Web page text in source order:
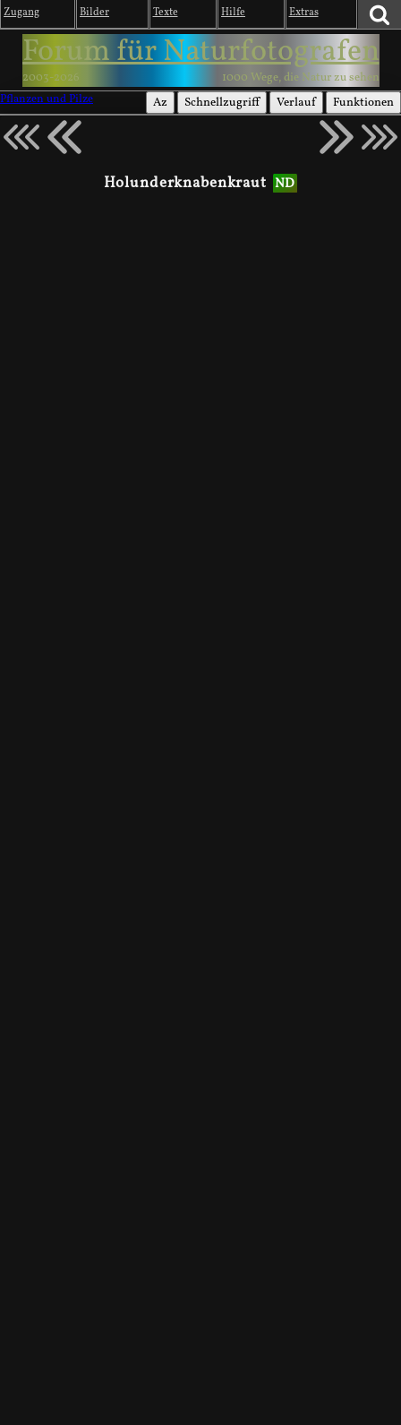
Zugang Bilder Texte Hilfe Extras
Forum für Naturfotografen
2003-2026
1000 Wege, die Natur zu sehen
Pflanzen und Pilze
Az Schnellzugriff Verlauf Funktionen
Holunderknabenkraut